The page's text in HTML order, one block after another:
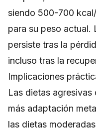
siendo 500-700
para su peso actual.
persiste tras la
incluso tras la
Implicaciones
Las dietas
más adaptación
las dietas